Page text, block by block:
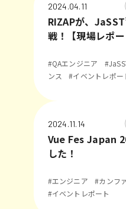
2024.04.11
RIZAPが、
戦！【現場レポー
#QAエンジニア
ンス
#イベントレポー
2024.11.14
Vue Fes Japan
した！
#エンジニア #カンフ
#イベントレポート